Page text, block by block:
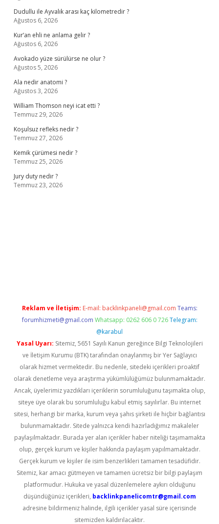
Dudullu ile Ayvalık arası kaç kilometredir ?
Ağustos 6, 2026
Kur’an ehli ne anlama gelir ?
Ağustos 6, 2026
Avokado yüze sürülürse ne olur ?
Ağustos 5, 2026
Ala nedir anatomi ?
Ağustos 3, 2026
William Thomson neyi icat etti ?
Temmuz 29, 2026
Koşulsuz refleks nedir ?
Temmuz 27, 2026
Kemik çürümesi nedir ?
Temmuz 25, 2026
Jury duty nedir ?
Temmuz 23, 2026
Reklam ve İletişim: E-mail: backlinkpaneli@gmail.com Teams:
forumhizmeti@gmail.com Whatsapp: 0262 606 0 726 Telegram:
@karabul
Yasal Uyarı: Sitemiz, 5651 Sayılı Kanun gereğince Bilgi Teknolojileri
ve İletişim Kurumu (BTK) tarafından onaylanmış bir Yer Sağlayıcı
olarak hizmet vermektedir. Bu nedenle, sitedeki içerikleri proaktif
olarak denetleme veya araştırma yükümlülüğümüz bulunmamaktadır.
Ancak, üyelerimiz yazdıkları içeriklerin sorumluluğunu taşımakta olup,
siteye üye olarak bu sorumluluğu kabul etmiş sayılırlar. Bu internet
sitesi, herhangi bir marka, kurum veya şahıs şirketi ile hiçbir bağlantısı
bulunmamaktadır. Sitede yalnızca kendi hazırladığımız makaleler
paylaşılmaktadır. Burada yer alan içerikler haber niteliği taşımamakta
olup, gerçek kurum ve kişiler hakkında paylaşım yapılmamaktadır.
Gerçek kurum ve kişiler ile isim benzerlikleri tamamen tesadüfidir.
Sitemiz, kar amacı gütmeyen ve tamamen ücretsiz bir bilgi paylaşım
platformudur. Hukuka ve yasal düzenlemelere aykırı olduğunu
düşündüğünüz içerikleri, backlinkpanelicomtr@gmail.com
adresine bildirmeniz halinde, ilgili içerikler yasal süre içerisinde
sitemizden kaldırılacaktır.